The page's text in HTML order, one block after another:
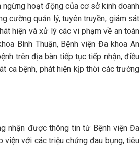
hoạt động của cơ sở kinh doanh
cường quản lý, tuyên truyền, giám sát
hiện và xử lý các vi phạm về an toàn
Bình Thuận, Bệnh viện Đa khoa An
trên địa bàn tiếp tục tiếp nhận, điều
ca bệnh, phát hiện kịp thời các trường
nhận được thông tin từ Bệnh viện Đa
viện với các triệu chứng đau bụng, tiêu